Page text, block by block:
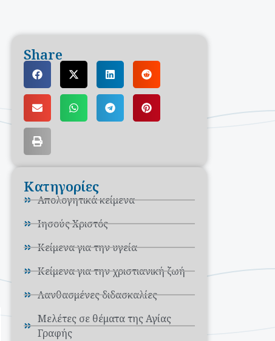
Share
Κατηγορίες
Απολογητικά κείμενα
Ιησούς Χριστός
Κείμενα για την υγεία
Κείμενα για την χριστιανική ζωή
Λανθασμένες διδασκαλίες
Μελέτες σε θέματα της Αγίας
Γραφής